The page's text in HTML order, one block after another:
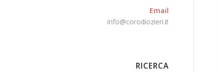
Email
info@corodiozieri.it
RICERCA